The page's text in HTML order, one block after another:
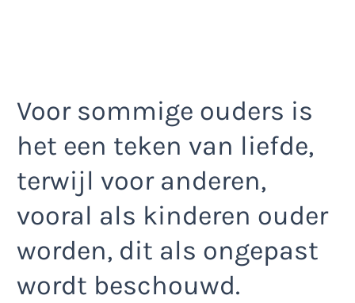
Voor sommige ouders is
het een teken van liefde,
terwijl voor anderen,
vooral als kinderen ouder
worden, dit als ongepast
wordt beschouwd.